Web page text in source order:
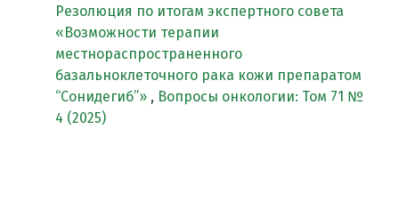
Резолюция по итогам экспертного совета
«Возможности терапии
местнораспространенного
базальноклеточного рака кожи препаратом
“Сонидегиб”» , Вопросы онкологии: Том 71 №
4 (2025)